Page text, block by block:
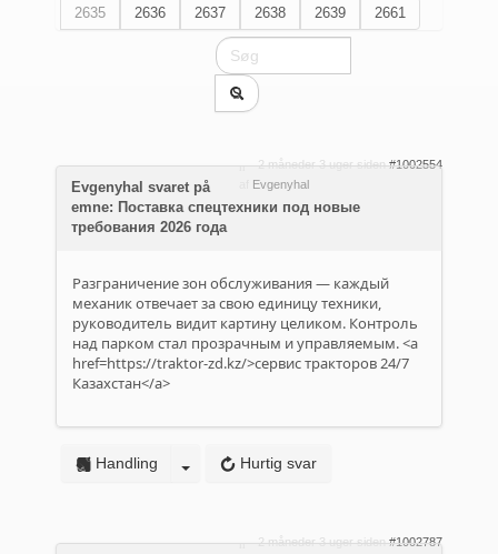
2635
2636 2637 2638 2639 2661
2 måneder 3 uger siden #1002554
Evgenyhal
Evgenyhal svaret på
emne: Поставка спецтехники под новые
требования 2026 года
Разграничение зон обслуживания — каждый
механик отвечает за свою единицу техники,
руководитель видит картину целиком. Контроль
над парком стал прозрачным и управляемым. <a
href=https://traktor-zd.kz/>сервис тракторов 24/7
Казахстан</a>
Hurtig svar
Handling
2 måneder 3 uger siden #1002787